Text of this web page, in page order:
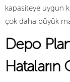
kapasiteye uygun
çok daha büyük
Depo
Hataların